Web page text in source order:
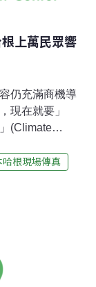
上萬民眾響
仍充滿商機導
現在就要」
(Climate
拉中心，高舉
首及協商代
16日約中午左
方封鎖線，直
利維亞總統
業化國家應
的行動來解決
根現場傳真